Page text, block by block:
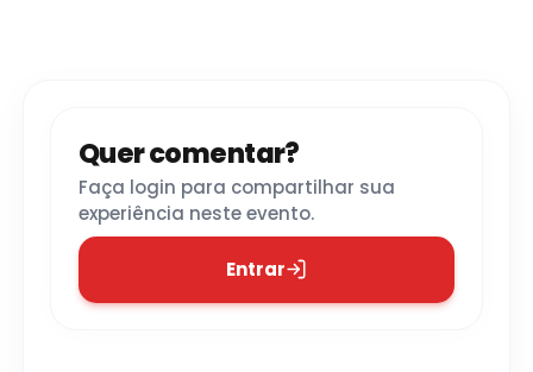
Quer comentar?
Faça login para compartilhar sua
experiência neste evento.
Entrar